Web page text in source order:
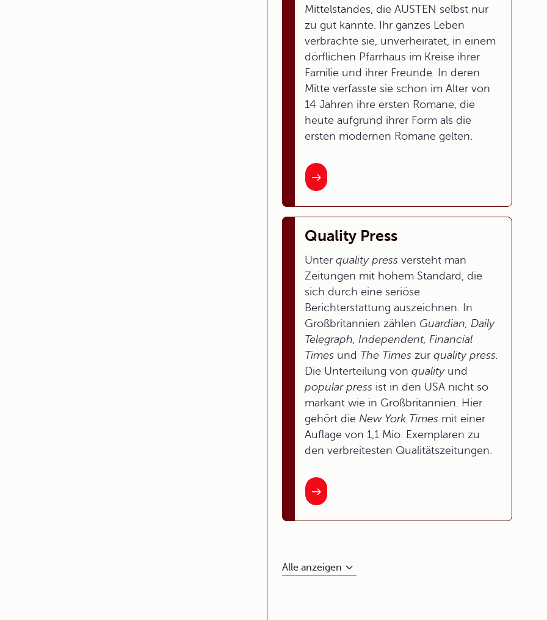
Mittelstandes, die AUSTEN selbst nur
zu gut kannte. Ihr ganzes Leben
verbrachte sie, unverheiratet, in einem
dörflichen Pfarrhaus im Kreise ihrer
Familie und ihrer Freunde. In deren
Mitte verfasste sie schon im Alter von
14 Jahren ihre ersten Romane, die
heute aufgrund ihrer Form als die
ersten modernen Romane gelten.
Quality Press
Unterquality press versteht man
Zeitungen mit hohem Standard, die
sich durch eine seriöse
Berichterstattung auszeichnen. In
Großbritannien zählen Guardian, Daily
Telegraph, Independent, Financial
Times und The Times zurquality press.
Die Unterteilung vonqualityund
popular press ist in den USA nicht so
markant wie in Großbritannien. Hier
gehört dieNew York Times mit einer
Auflage von 1,1 Mio. Exemplaren zu
den verbreitesten Qualitätszeitungen.
Alle anzeigen